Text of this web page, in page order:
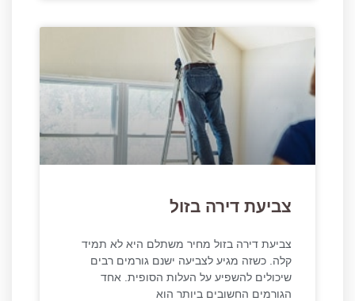
צביעת דירה בזול
צביעת דירה בזול מחיר משתלם היא לא תמיד
קלה. כשזה מגיע לצביעה ישנם גורמים רבים
שיכולים להשפיע על העלות הסופית. אחד
הגורמים החשובים ביותר הוא